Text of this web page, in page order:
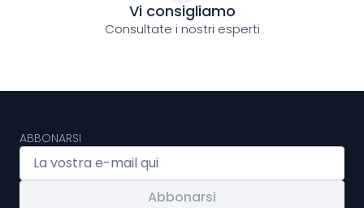
Vi consigliamo
Consultate i nostri esperti
ABBONARSI
Abbonarsi